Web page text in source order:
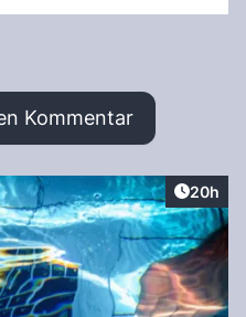
Kommentar
Artikel
20h